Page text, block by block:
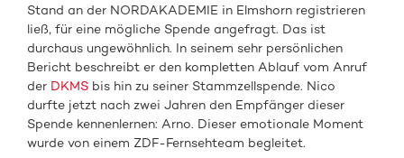
Stand an der NORDAKADEMIE in Elmshorn registrieren
ließ, für eine mögliche Spende angefragt. Das ist
durchaus ungewöhnlich. In seinem sehr persönlichen
Bericht beschreibt er den kompletten Ablauf vom Anruf
der DKMS bis hin zu seiner Stammzellspende. Nico
durfte jetzt nach zwei Jahren den Empfänger dieser
Spende kennenlernen: Arno. Dieser emotionale Moment
wurde von einem ZDF-Fernsehteam begleitet.